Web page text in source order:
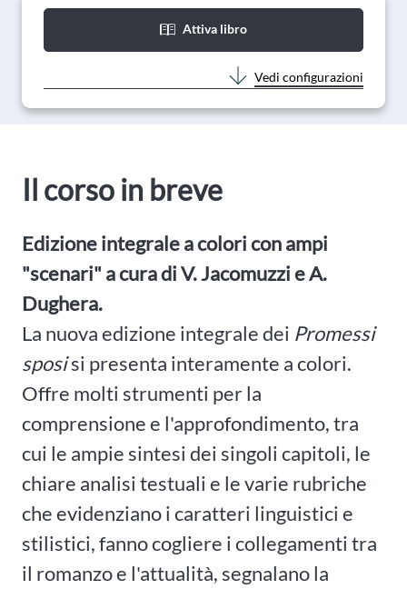
Attiva libro
Vedi configurazioni
Il corso in breve
Edizione integrale a colori con ampi
"scenari" a cura di V. Jacomuzzi e A.
Dughera.
La nuova edizione integrale dei Promessi
sposisi presenta interamente a colori.
Offre molti strumenti per la
comprensione e l'approfondimento, tra
cui le ampie sintesi dei singoli capitoli, le
chiare analisi testuali e le varie rubriche
che evidenziano i caratteri linguistici e
stilistici, fanno cogliere i collegamenti tra
il romanzo e l'attualità, segnalano la